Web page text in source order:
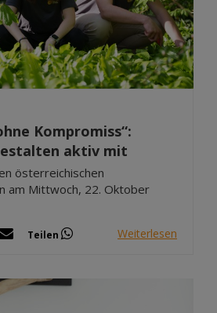
Kompromiss“:
aktiv mit
österreichischen
am Mittwoch, 22. Oktober
Teilen Weiterlesen